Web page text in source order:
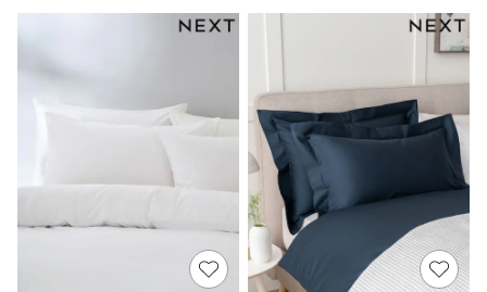
Slippers
Sandals & Clogs
Occasion and Party Dresses
Floral Dresses
Short Sleeve Dresses
Longsleeve Dresses
Dresses